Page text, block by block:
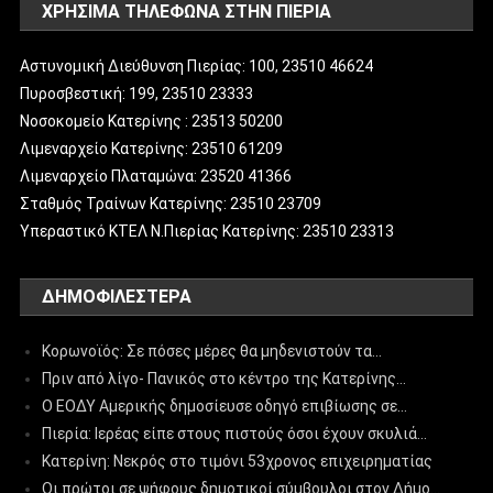
ΧΡΗΣΙΜΑ ΤΗΛΕΦΩΝΑ ΣΤΗΝ ΠΙΕΡΙΑ
Αστυνομική Διεύθυνση Πιερίας: 100, 23510 46624
Πυροσβεστική: 199, 23510 23333
Νοσοκομείο Κατερίνης : 23513 50200
Λιμεναρχείο Κατερίνης: 23510 61209
Λιμεναρχείο Πλαταμώνα: 23520 41366
Σταθμός Τραίνων Κατερίνης: 23510 23709
Υπεραστικό ΚΤΕΛ Ν.Πιερίας Κατερίνης: 23510 23313
ΔΗΜΟΦΙΛΈΣΤΕΡΑ
Κορωνοϊός: Σε πόσες μέρες θα μηδενιστούν τα…
Πριν από λίγο- Πανικός στο κέντρο της Κατερίνης…
Ο ΕΟΔΥ Αμερικής δημοσίευσε οδηγό επιβίωσης σε…
Πιερία: Ιερέας είπε στους πιστούς όσοι έχουν σκυλιά…
Κατερίνη: Νεκρός στο τιμόνι 53χρονος επιχειρηματίας
Οι πρώτοι σε ψήφους δημοτικοί σύμβουλοι στον Δήμο…